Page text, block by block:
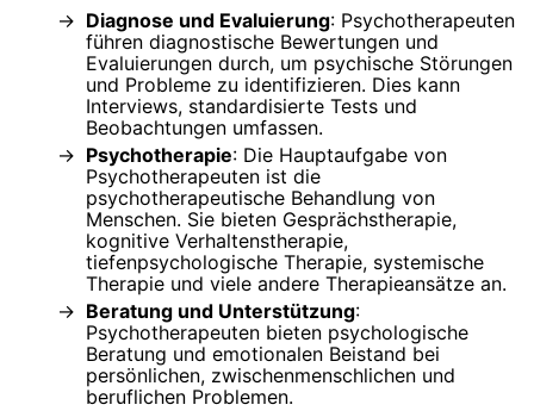
Diagnose und Evaluierung: Psychotherapeuten
führen diagnostische Bewertungen und
Evaluierungen durch, um psychische Störungen
und Probleme zu identifizieren. Dies kann
Interviews, standardisierte Tests und
Beobachtungen umfassen.
Psychotherapie: Die Hauptaufgabe von
Psychotherapeuten ist die
psychotherapeutische Behandlung von
Menschen. Sie bieten Gesprächstherapie,
kognitive Verhaltenstherapie,
tiefenpsychologische Therapie, systemische
Therapie und viele andere Therapieansätze an.
Beratung und Unterstützung:
Psychotherapeuten bieten psychologische
Beratung und emotionalen Beistand bei
persönlichen, zwischenmenschlichen und
beruflichen Problemen.